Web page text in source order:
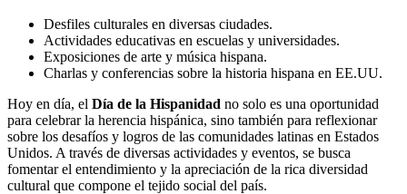
Desfiles culturales en diversas ciudades.
Actividades educativas en escuelas y universidades.
Exposiciones de arte y música hispana.
Charlas y conferencias sobre la historia hispana en EE.UU.
Hoy en día, el Día de la Hispanidad no solo es una oportunidad
para celebrar la herencia hispánica, sino también para reflexionar
sobre los desafíos y logros de las comunidades latinas en Estados
Unidos. A través de diversas actividades y eventos, se busca
fomentar el entendimiento y la apreciación de la rica diversidad
cultural que compone el tejido social del país.